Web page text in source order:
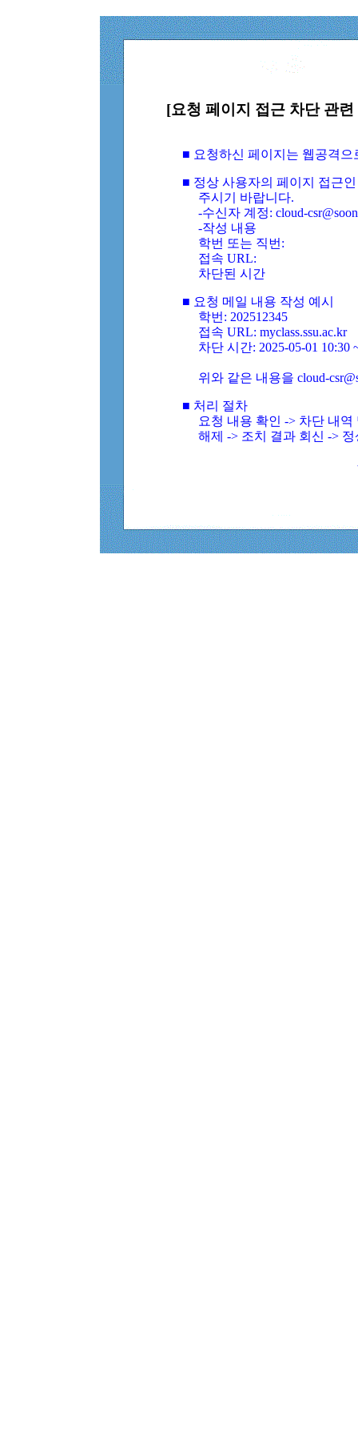
[요청 페이지 접근 차단 관
■ 요청하신 페이지는 웹공격
■ 정상 사용자의 페이지 접근
주시기 바랍니다.
-수신자 계정: cloud-
-작성 내용
학번 또는 직번:
접속 URL:
차단된 시간
■ 요청 메일 내용 작성 예시
학번: 202512345
접속 URL: myclass.ssu.ac.kr
차단 시간: 2025-05-01 10:30
위와 같은 내용을 cloud-
■ 처리 절차
요청 내용 확인 -> 차단 내
해제 -> 조치 결과 회신 ->